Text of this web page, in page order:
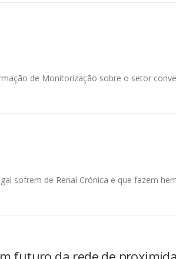
de Monitorização sobre o setor
sofrem de Renal Crónica e que fazem